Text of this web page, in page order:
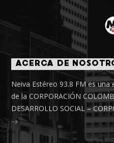
ACERCA DE
Neiva Estéreo 93.8 FM es
de la CORPORACIÓN
DESARROLLO SOCIAL –